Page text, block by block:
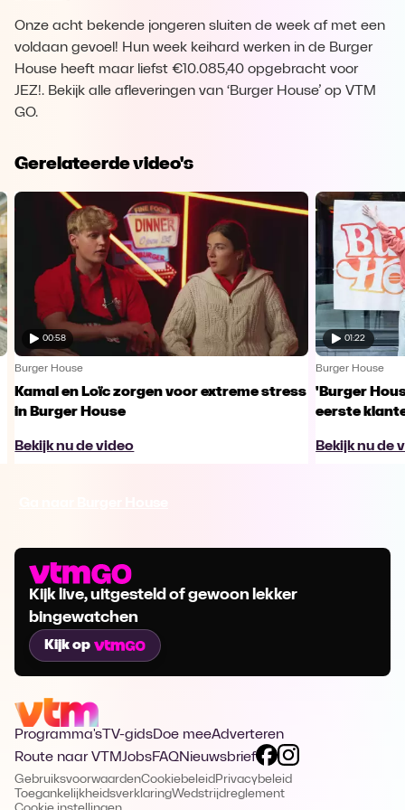
Onze acht bekende jongeren sluiten de week af met een
voldaan gevoel! Hun week keihard werken in de Burger
House heeft maar liefst €10.085,40 opgebracht voor
JEZ!. Bekijk alle afleveringen van ‘Burger House’ op VTM
GO.
Gerelateerde video's
00:58
Burger House
Kamal en Loïc zorgen voor extreme stress
in Burger House
Bekijk nu de video
01:22
Burger House
'Burger
eerste
Bekijk nu de
Kijk live, uitgesteld of gewoon lekker
bingewatchen
Kijk op
Programma's TV-gidsDoe meeAdverteren
Route naar VTMJobsFAQNieuwsbrief
GebruiksvoorwaardenCookiebeleid Privacybeleid
ToegankelijkheidsverklaringWedstrijdreglement